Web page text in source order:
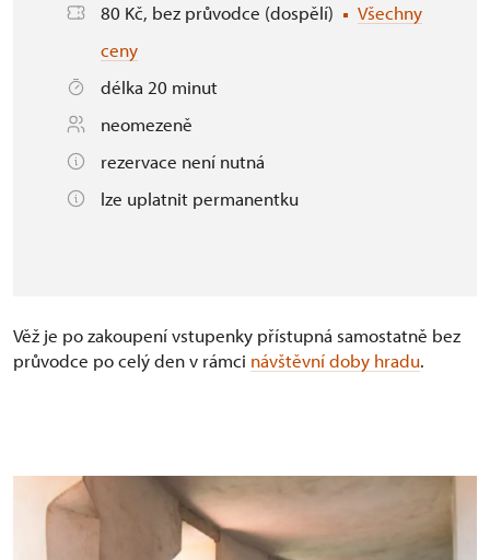
80 Kč, bez průvodce (dospělí)
Všechny
ceny
délka 20 minut
neomezeně
rezervace není nutná
lze uplatnit permanentku
Věž je po zakoupení vstupenky přístupná samostatně bez
průvodce po celý den v rámci návštěvní doby hradu.